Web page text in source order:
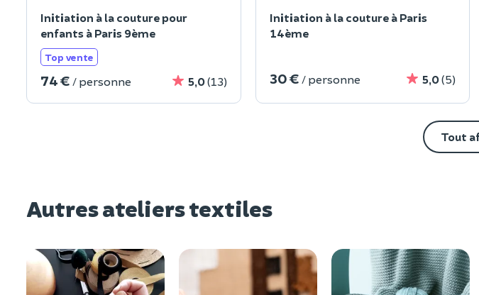
Initiation à la couture pour
enfants à Paris 9ème
Top vente
74 € / personne 5,0(13)
Initiation à la couture à Paris
14ème
30 € / personne 5,0(5)
Tout
Autres ateliers textiles